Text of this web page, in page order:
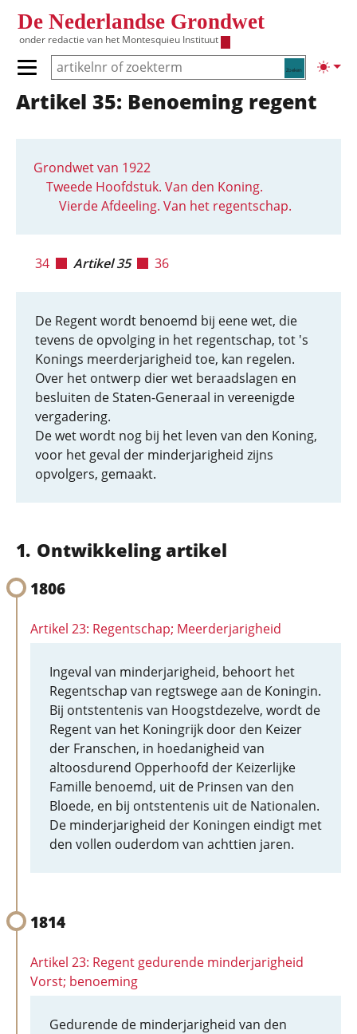
De Nederlandse Grondwet
onder redactie van het Montesquieu Instituut
Zoeken
Primair menu tonen/verbergen
Hoofdnavigatie
Artikel 35: Benoeming regent
Grondwet van 1922
Tweede Hoofdstuk. Van den Koning.
Vierde Afdeeling. Van het regentschap.
34 Artikel 35 36
De Regent wordt benoemd bij eene wet, die
tevens de opvolging in het regentschap, tot 's
Konings meerderjarigheid toe, kan regelen.
Over het ontwerp dier wet beraadslagen en
besluiten de Staten-Generaal in vereenigde
vergadering.
De wet wordt nog bij het leven van den Koning,
voor het geval der minderjarigheid zijns
opvolgers, gemaakt.
Ontwikkeling artikel
1806
Artikel 23: Regentschap; Meerderjarigheid
Ingeval van minderjarigheid, behoort het
Regentschap van regtswege aan de Koningin.
Bij ontstentenis van Hoogstdezelve, wordt de
Regent van het Koningrijk door den Keizer
der Franschen, in hoedanigheid van
altoosdurend Opperhoofd der Keizerlijke
Famille benoemd, uit de Prinsen van den
Bloede, en bij ontstentenis uit de Nationalen.
De minderjarigheid der Koningen eindigt met
den vollen ouderdom van achttien jaren.
1814
Artikel 23: Regent gedurende minderjarigheid
Vorst; benoeming
Gedurende de minderjarigheid van den